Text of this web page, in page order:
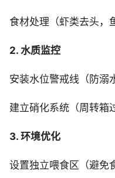
食材处理（虾类去头，
2. 水质监控
安装水位警戒线（防溺
建立硝化系统（周转箱
3. 环境优化
设置独立喂食区（避免